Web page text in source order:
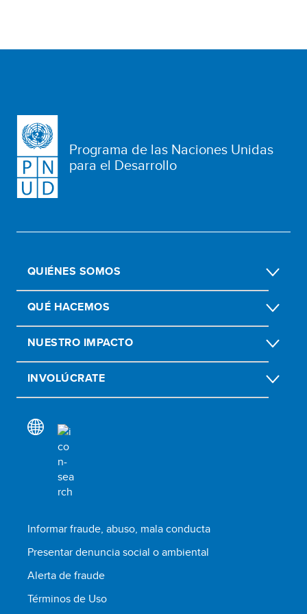
Programa de las Naciones Unidas
para el Desarrollo
QUIÉNES SOMOS
QUÉ HACEMOS
NUESTRO IMPACTO
INVOLÚCRATE
Informar fraude, abuso, mala conducta
Presentar denuncia social o ambiental
Alerta de fraude
Términos de Uso